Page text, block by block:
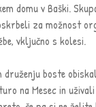
domu v Baški.
za možnost
vključno s kolesi.
druženju boste
na Mesec in